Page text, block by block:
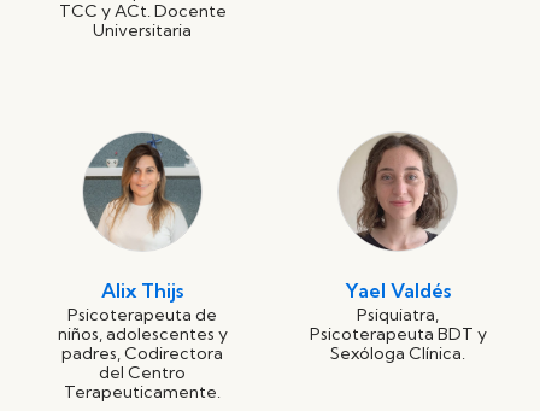
TCC y ACt. Docente
Universitaria
Alix Thijs
Psicoterapeuta de
niños, adolescentes y
padres, Codirectora
del Centro
Terapeuticamente.
Yael Valdés
Psiquiatra,
Psicoterapeuta BDT y
Sexóloga Clínica.